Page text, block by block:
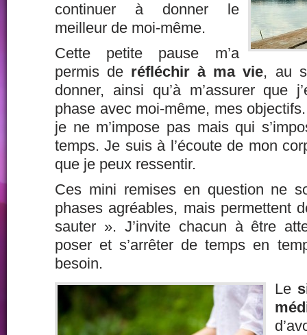
continuer à donner le
meilleur de moi-même.
Cette petite pause m’a
permis de réfléchir à ma vie, au
donner, ainsi qu’à m’assurer que
phase avec moi-même, mes
je ne m’impose pas mais qui
temps. Je suis à l’écoute de mon
que je peux ressentir.
Ces mini remises en question ne
phases agréables, mais permettent
sauter ». J’invite chacun à être
poser et s’arrêter de temps en
besoin.
Le